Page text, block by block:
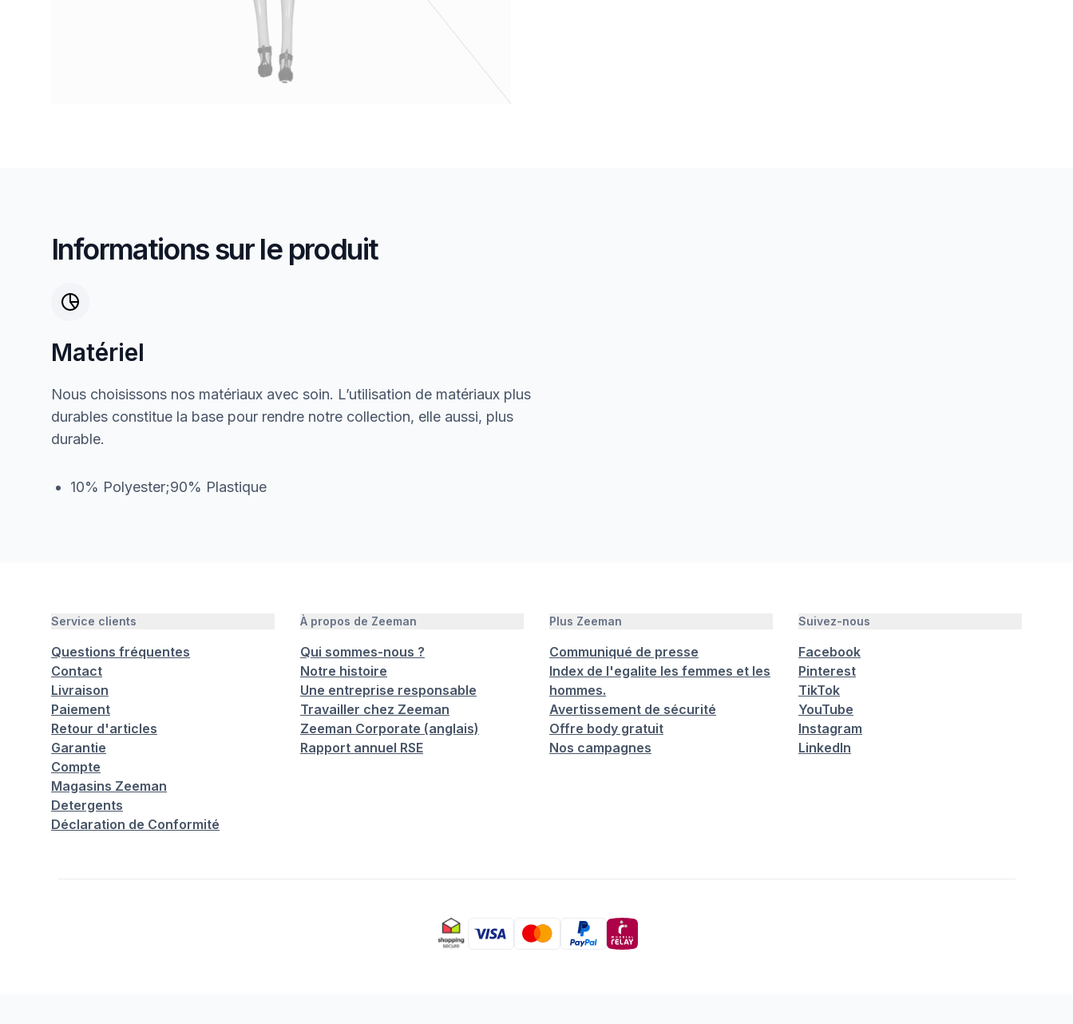
Informations sur le produit
Matériel
Nous choisissons nos matériaux avec soin. L’utilisation de matériaux plus
durables constitue la base pour rendre notre collection, elle aussi, plus
durable.
10% Polyester;90% Plastique
Service clients
Questions fréquentes
Contact
Livraison
Paiement
Retour d'articles
Garantie
Compte
Magasins Zeeman
Detergents
Déclaration de Conformité
À propos de Zeeman
Qui sommes-nous ?
Notre histoire
Une entreprise responsable
Travailler chez Zeeman
Zeeman Corporate (anglais)
Rapport annuel RSE
Plus Zeeman
Communiqué de presse
Index de l'egalite les femmes et les
hommes.
Avertissement de sécurité
Offre body gratuit
Nos campagnes
Suivez-nous
Facebook
Pinterest
TikTok
YouTube
Instagram
LinkedIn